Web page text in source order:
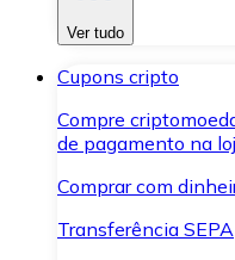
Ver tudo
Cupons cripto
Compre
de pagamento na
Comprar com
Transferência SEPA